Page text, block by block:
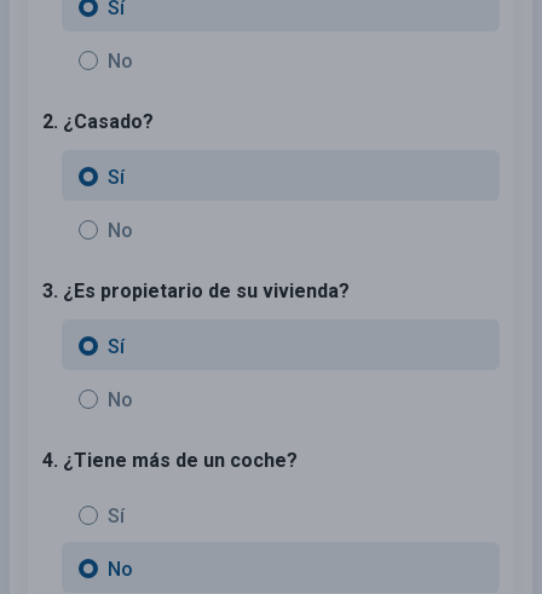
Sí
No
2. ¿Casado?
Sí
No
3. ¿Es propietario de su vivienda?
Sí
No
4. ¿Tiene más de un coche?
Sí
No